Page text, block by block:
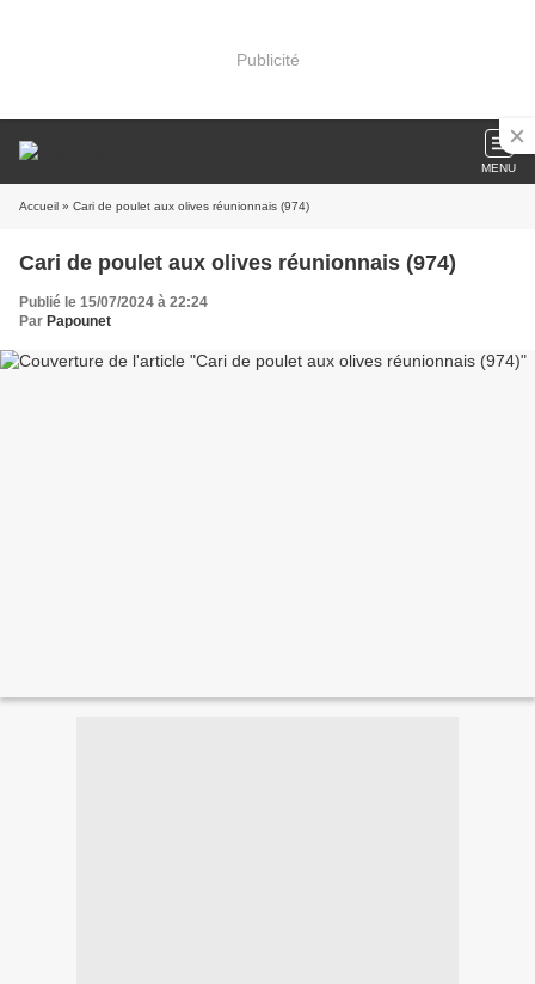
Publicité
MENU
Accueil » Cari de poulet aux olives réunionnais (974)
Cari de poulet aux olives réunionnais (974)
Publié le 15/07/2024 à 22:24
Par Papounet